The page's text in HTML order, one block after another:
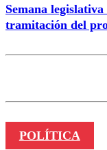
Semana
tramitación del
POLÍTICA